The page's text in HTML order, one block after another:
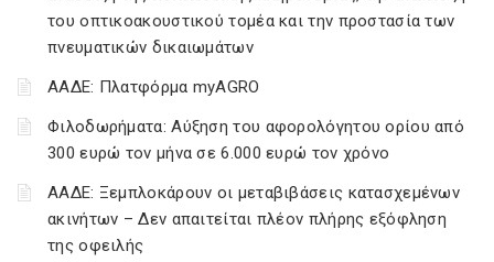
του οπτικοακουστικού τομέα και την προστασία των
πνευματικών δικαιωμάτων
ΑΑΔΕ: Πλατφόρμα myAGRO
Φιλοδωρήματα: Αύξηση του αφορολόγητου ορίου από
300 ευρώ τον μήνα σε 6.000 ευρώ τον χρόνο
ΑΑΔΕ: Ξεμπλοκάρουν οι μεταβιβάσεις κατασχεμένων
ακινήτων – Δεν απαιτείται πλέον πλήρης εξόφληση
της οφειλής